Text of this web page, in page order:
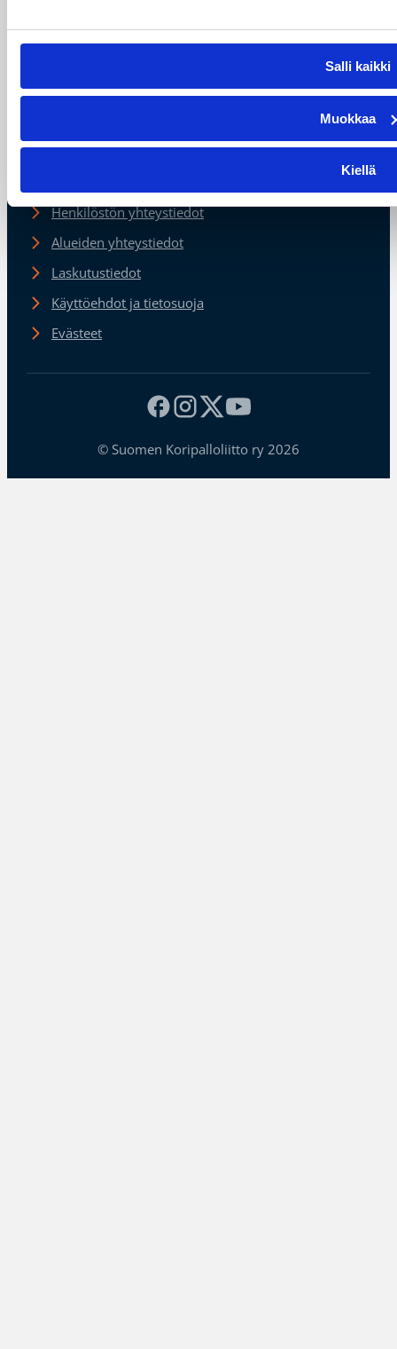
Salli kaikki
Muokkaa
Kiellä
Koripalloliitto
Urheilupuistontie 3
office@basket.fi
Henkilöstön yhteystiedot
Alueiden yhteystiedot
Laskutustiedot
Käyttöehdot ja tietosuoja
Evästeet
© Suomen Koripalloliitto ry 2026